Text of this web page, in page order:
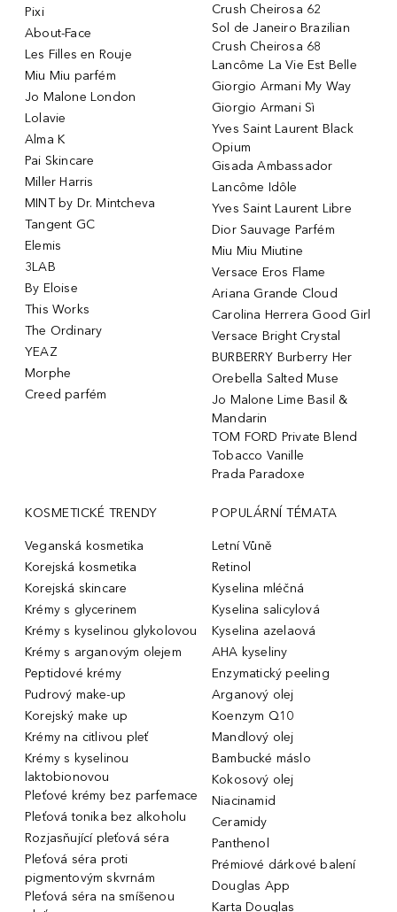
Pixi
About-Face
Les Filles en Rouje
Miu Miu parfém
Jo Malone London
Lolavie
Alma K
Pai Skincare
Miller Harris
MINT by Dr. Mintcheva
Tangent GC
Elemis
3LAB
By Eloise
This Works
The Ordinary
YEAZ
Morphe
Creed parfém
Crush Cheirosa 62
Sol de Janeiro Brazilian
Crush Cheirosa 68
Lancôme La Vie Est Belle
Giorgio Armani My Way
Giorgio Armani Sì
Yves Saint Laurent Black
Opium
Gisada Ambassador
Lancôme Idôle
Yves Saint Laurent Libre
Dior Sauvage Parfém
Miu Miu Miutine
Versace Eros Flame
Ariana Grande Cloud
Carolina Herrera Good Girl
Versace Bright Crystal
BURBERRY Burberry Her
Orebella Salted Muse
Jo Malone Lime Basil &
Mandarin
TOM FORD Private Blend
Tobacco Vanille
Prada Paradoxe
KOSMETICKÉ TRENDY
Veganská kosmetika
Korejská kosmetika
Korejská skincare
Krémy s glycerinem
Krémy s kyselinou glykolovou
Krémy s arganovým olejem
Peptidové krémy
Pudrový make-up
Korejský make up
Krémy na citlivou pleť
Krémy s kyselinou
laktobionovou
Pleťové krémy bez parfemace
Pleťová tonika bez alkoholu
Rozjasňující pleťová séra
Pleťová séra proti
pigmentovým skvrnám
Pleťová séra na smíšenou
POPULÁRNÍ TÉMATA
Letní Vůně
Retinol
Kyselina mléčná
Kyselina salicylová
Kyselina azelaová
AHA kyseliny
Enzymatický peeling
Arganový olej
Koenzym Q10
Mandlový olej
Bambucké máslo
Kokosový olej
Niacinamid
Ceramidy
Panthenol
Prémiové dárkové balení
Douglas App
Karta Douglas